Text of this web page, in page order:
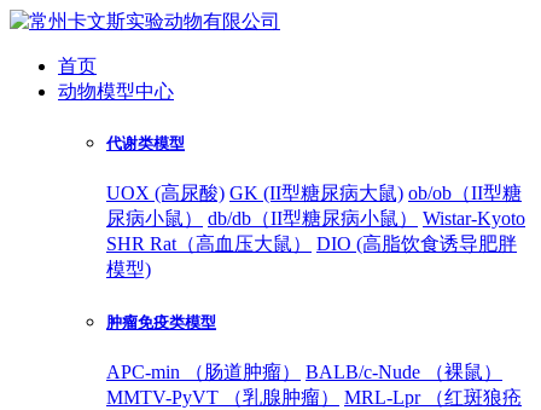
首页
动物模型中心
代谢类模型
UOX (高尿酸) GK (II型糖尿病大鼠) ob/ob（II型糖
尿病小鼠）
db/db（II型糖尿病小鼠）
Wistar-Kyoto
SHR Rat（高血压大鼠）
DIO (高脂饮食诱导肥胖
模型)
肿瘤免疫类模型
APC-min （肠道肿瘤）
BALB/c-Nude （裸鼠）
MMTV-PyVT （乳腺肿瘤）
MRL-Lpr （红斑狼疮